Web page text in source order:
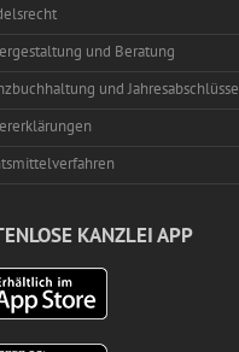
und Beratung
und Jahresabschlüsse
KANZLEI APP